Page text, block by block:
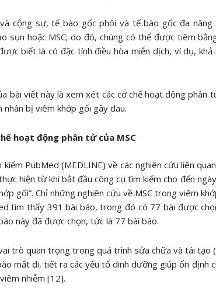
và cộng sự, tế bào gốc phôi và tế bào gốc đa
sụn hoặc MSC; do đó, chúng có thể được tiêm
biết là có đặc tính điều hòa miễn dịch, ví dụ,
bài viết này là xem xét các cơ chế hoạt động phân
nhân bị viêm khớp gối gây đau.
hoạt động phân tử của MSC
kiếm PubMed (MEDLINE) về các nghiên cứu liên
hiện từ khi bắt đầu công cụ tìm kiếm cho đến
gối”. Chỉ những nghiên cứu về MSC trong viêm
tìm thấy 391 bài báo, trong đó có 77 bài được
này đã được chọn, tức là 77 bài báo.
trò quan trọng trong quá trình sửa chữa và tái
mất đi, tiết ra các yếu tố dinh dưỡng giúp ổn định
nhiễm [12].